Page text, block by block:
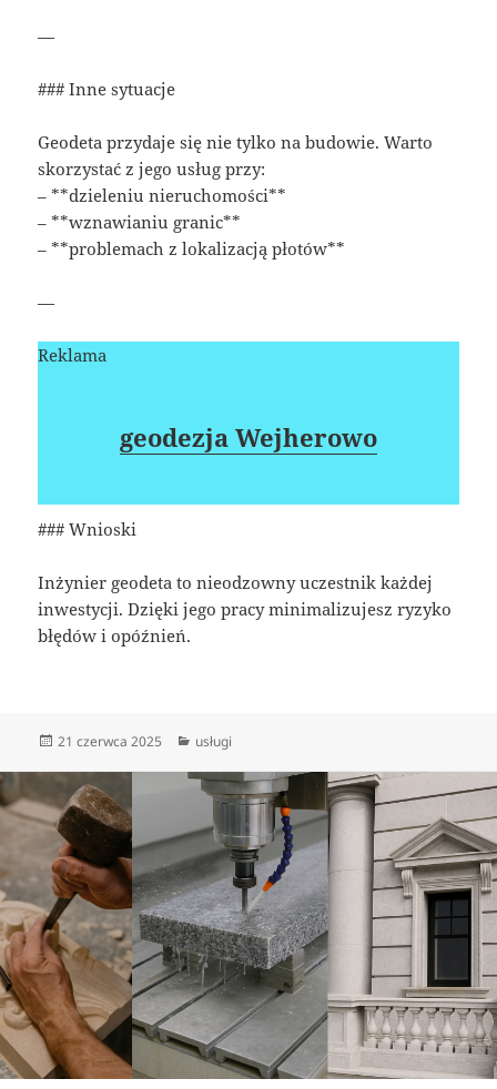
—
### Inne sytuacje
Geodeta przydaje się nie tylko na budowie. Warto
skorzystać z jego usług przy:
– **dzieleniu nieruchomości**
– **wznawianiu granic**
– **problemach z lokalizacją płotów**
—
Reklama
geodezja Wejherowo
### Wnioski
Inżynier geodeta to nieodzowny uczestnik każdej
inwestycji. Dzięki jego pracy minimalizujesz ryzyko
błędów i opóźnień.
Data
21 czerwca 2025 Kategorie
usługi